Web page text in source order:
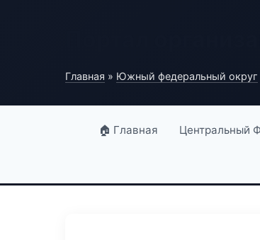
Главная » Южный федеральный округ
🏠 Главная Центральный